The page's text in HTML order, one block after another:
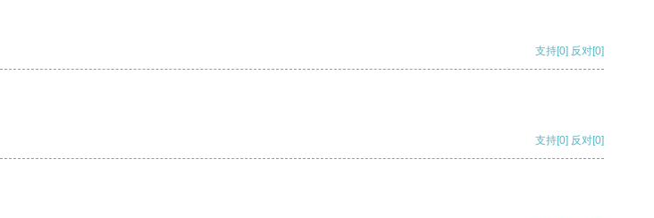
支持[0] 反对[0]
支持[0] 反对[0]